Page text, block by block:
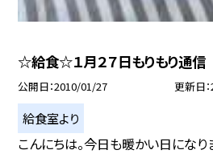
☆給食☆１月２７日もりもり通信
公開日 2010/01/27 更新日
給食室より
こんにちは。今日も暖かい日になり